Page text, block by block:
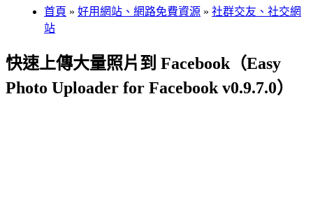
首頁 » 好用網站、網路免費資源 » 社群交友、社交網
站
快速上傳大量照片到 Facebook（Easy
Photo Uploader for Facebook v0.9.7.0）